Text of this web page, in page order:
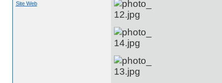
Site Web